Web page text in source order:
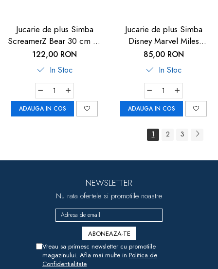
Jucarie de plus Simba
ScreamerZ Bear 30 cm cu
sunete
122,00 RON
In Stoc
ADAUGA IN COS
Jucarie de plus Simba
Disney Marvel Miles
Morales 25 cm
85,00 RON
In Stoc
ADAUGA IN COS
1 2 3
NEWSLETTER
Nu rata ofertele si promotiile noastre
Vreau sa primesc newsletter cu promotiile
magazinului. Afla mai multe in Politica de
Confidentialitate